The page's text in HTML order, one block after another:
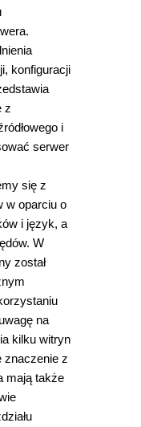
konfiguracji
z
i
serwer
się z
w oparciu o
i język, a
W
został
na
kilku witryn
znaczenie z
mają także